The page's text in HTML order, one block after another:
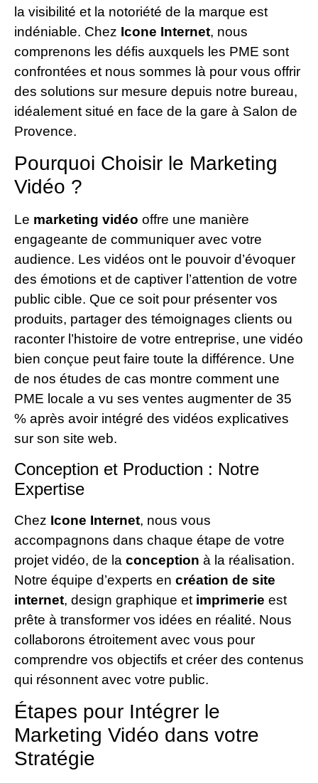
la visibilité et la notoriété de la marque est
indéniable. Chez Icone Internet, nous
comprenons les défis auxquels les PME sont
confrontées et nous sommes là pour vous offrir
des solutions sur mesure depuis notre bureau,
idéalement situé en face de la gare à Salon de
Provence.
Pourquoi Choisir le Marketing
Vidéo ?
Le marketing vidéo offre une manière
engageante de communiquer avec votre
audience. Les vidéos ont le pouvoir d’évoquer
des émotions et de captiver l’attention de votre
public cible. Que ce soit pour présenter vos
produits, partager des témoignages clients ou
raconter l’histoire de votre entreprise, une vidéo
bien conçue peut faire toute la différence. Une
de nos études de cas montre comment une
PME locale a vu ses ventes augmenter de 35
% après avoir intégré des vidéos explicatives
sur son site web.
Conception et Production : Notre
Expertise
Chez Icone Internet, nous vous
accompagnons dans chaque étape de votre
projet vidéo, de la conception à la réalisation.
Notre équipe d’experts en création de site
internet, design graphique et imprimerie est
prête à transformer vos idées en réalité. Nous
collaborons étroitement avec vous pour
comprendre vos objectifs et créer des contenus
qui résonnent avec votre public.
Étapes pour Intégrer le
Marketing Vidéo dans votre
Stratégie